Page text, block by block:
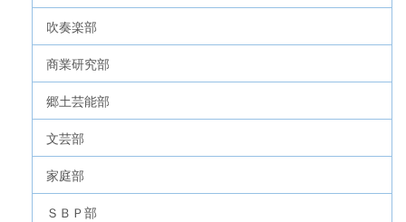
吹奏楽部
商業研究部
郷土芸能部
文芸部
家庭部
ＳＢＰ部